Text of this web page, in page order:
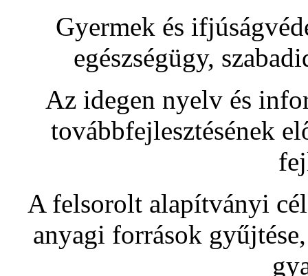
Gyermek és
egészségügy,
Az idegen nyelv és
továbbfejlesztésének
A felsorolt alapítványi
anyagi források